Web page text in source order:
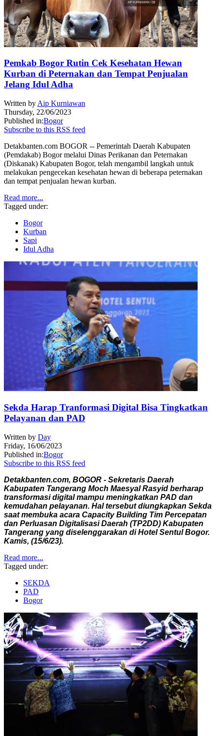
Pemkab Bogor Rutin Cek Kesehatan Hewan
Kurban di Peternakan dan Tempat Penjualan
Jelang Idul Adha
Written by Aip Kurniawan
Thursday, 22/06/2023
Published in:Bogor
Subscribe to this RSS feed
Detakbanten.com BOGOR -- Pemerintah Daerah Kabupaten
(Pemdakab) Bogor melalui Dinas Perikanan dan Peternakan
(Diskanak) Kabupaten Bogor, telah mengambil langkah untuk
melakukan pengecekan kesehatan hewan di beberapa peternakan
dan tempat penjualan hewan kurban.
Read more...
Tagged under:
Bogor
Kurban
Sapi
Idul Adha
Sekda Harap Tranformasi Digital Bisa Tingkatkan
Pelayanan dan PAD
Written by Day
Friday, 16/06/2023
Published in:Bogor
Subscribe to this RSS feed
Detakbanten.com, BOGOR - Sekretaris Daerah
Kabupaten Tangerang Moch Maesyal Rasyid berharap
transformasi digital mampu meningkatkan PAD dan
kemudahan pelayanan. Hal tersebut diungkapkan Sekda
saat membuka acara Capacity Building Tim Percepatan
dan Perluasan Digitalisasi Daerah (TP2DD) Kabupaten
Tangerang yang diselenggarakan di Hotel Sentul Bogor.
Kamis, (15/6/23).
Read more...
Tagged under:
SEKDA
PAD
Bogor